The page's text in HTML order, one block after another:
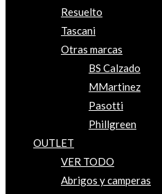
Resuelto
Tascani
Otras marcas
BS Calzado
MMartinez
Pasotti
Phillgreen
OUTLET
VER TODO
Abrigos y camperas